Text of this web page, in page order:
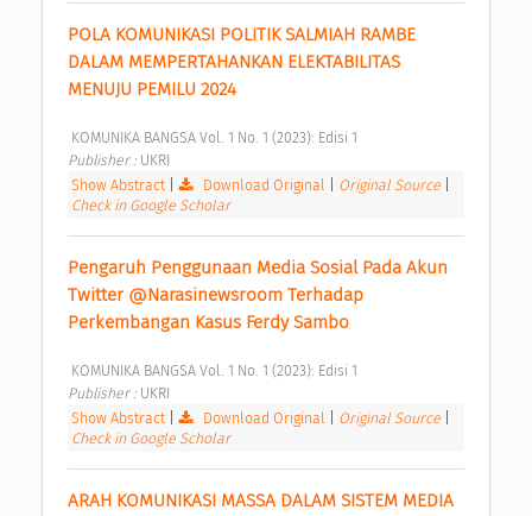
POLA KOMUNIKASI POLITIK SALMIAH RAMBE
DALAM MEMPERTAHANKAN ELEKTABILITAS
MENUJU PEMILU 2024
KOMUNIKA BANGSA Vol. 1 No. 1 (2023): Edisi 1
Publisher : UKRI
Show Abstract| Download Original Original Source
Check in Google Scholar
Pengaruh Penggunaan Media Sosial Pada Akun
Twitter @Narasinewsroom Terhadap
Perkembangan Kasus Ferdy Sambo
KOMUNIKA BANGSA Vol. 1 No. 1 (2023): Edisi 1
Publisher : UKRI
Show Abstract| Download Original Original Source
Check in Google Scholar
ARAH KOMUNIKASI MASSA DALAM SISTEM MEDIA